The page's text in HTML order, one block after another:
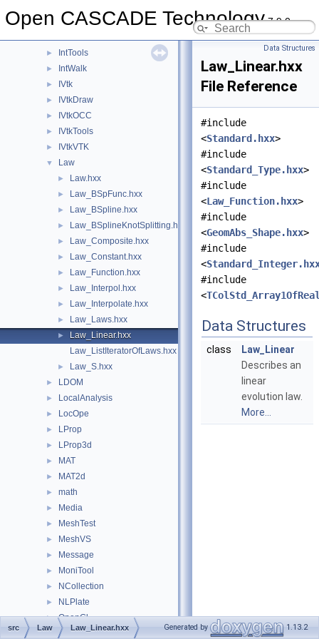
Open CASCADE Technology7.9.0
IntStart
► IntTools
► IntWalk
► IVtk
► IVtkDraw
► IVtkOCC
► IVtkTools
► IVtkVTK
▼ Law
► Law.hxx
► Law_BSpFunc.hxx
► Law_BSpline.hxx
► Law_BSplineKnotSplitting.hxx
► Law_Composite.hxx
► Law_Constant.hxx
► Law_Function.hxx
► Law_Interpol.hxx
► Law_Interpolate.hxx
► Law_Laws.hxx
►
Law_Linear.hxx
Law_ListIteratorOfLaws.hxx
► Law_S.hxx
► LDOM
► LocalAnalysis
► LocOpe
► LProp
► LProp3d
► MAT
► MAT2d
► math
► Media
► MeshTest
► MeshVS
► Message
► MoniTool
► NCollection
► NLPlate
► OpenGl
► OpenGlTest
Data Structures
Law_Linear.hxx
File Reference
#include
<Standard.hxx>
#include
<Standard_Type.hxx>
#include
<Law_Function.hxx>
#include
<GeomAbs_Shape.hxx>
#include
<
#include
<
Data Structures
class
Law_Linear
Describes an
linear
evolution law.
More...
src Law Law_Linear.hxx Generated by 1.13.2